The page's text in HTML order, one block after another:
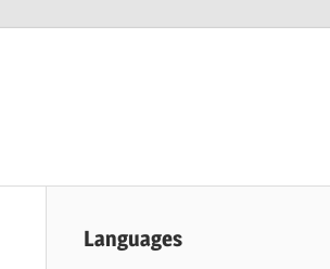
Languages